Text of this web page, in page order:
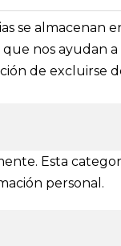
secciones e
Inicio
El festival
se almacenan
nos ayudan
de excluirse
Esta
personal.